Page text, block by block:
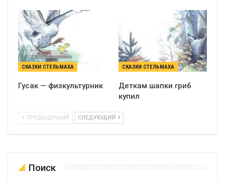
СКАЗКИ СТЕЛЬМАХА
Гусак — физкультурник
СКАЗКИ СТЕЛЬМАХА
Деткам шапки гриб
купил
ПРЕДЫДУЩИЙ СЛЕДУЮЩИЙ
Поиск